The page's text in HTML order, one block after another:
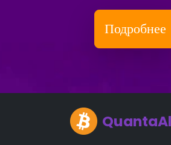
Подробнее